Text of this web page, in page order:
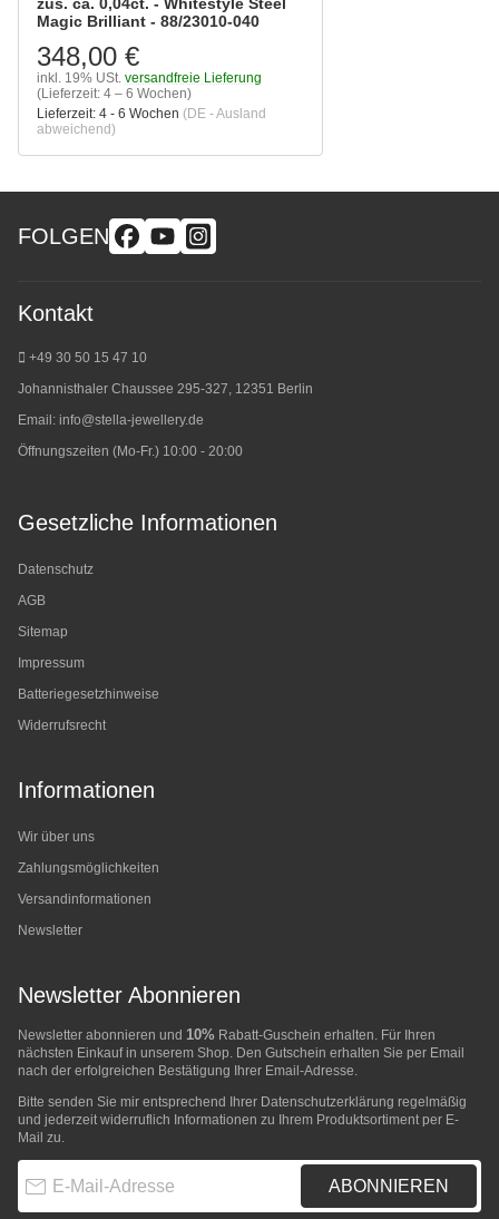
Magic Brilliant - 88/23010-040
348,00 €
inkl. 19% USt. versandfreie Lieferung
(Lieferzeit: 4 – 6 Wochen)
Lieferzeit: 4 - 6 Wochen (DE - Ausland
abweichend)
FOLGEN
Kontakt
+49 30 50 15 47 10
Johannisthaler Chaussee 295-327, 12351 Berlin
Email: info@stella-jewellery.de
Öffnungszeiten (Mo-Fr.) 10:00 - 20:00
Gesetzliche Informationen
Datenschutz
AGB
Sitemap
Impressum
Batteriegesetzhinweise
Widerrufsrecht
Informationen
Wir über uns
Zahlungsmöglichkeiten
Versandinformationen
Newsletter
Newsletter Abonnieren
Newsletter abonnieren und 10% Rabatt-Guschein erhalten. Für Ihren
nächsten Einkauf in unserem Shop. Den Gutschein erhalten Sie per Email
nach der erfolgreichen Bestätigung Ihrer Email-Adresse.
Bitte senden Sie mir entsprechend Ihrer Datenschutzerklärung regelmäßig
und jederzeit widerruflich Informationen zu Ihrem Produktsortiment per E-
Mail zu.
ABONNIEREN